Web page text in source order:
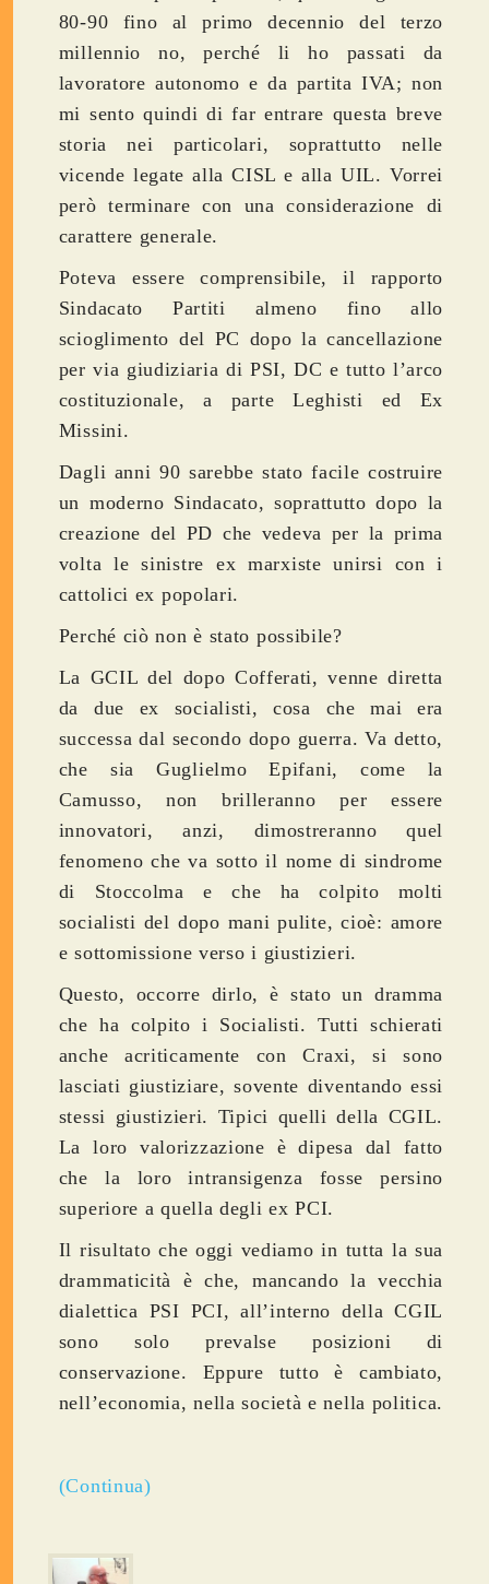
80-90 fino al primo decennio del terzo
millennio no, perché li ho passati da
lavoratore autonomo e da partita IVA; non
mi sento quindi di far entrare questa breve
storia nei particolari, soprattutto nelle
vicende legate alla CISL e alla UIL. Vorrei
però terminare con una considerazione di
carattere generale.
Poteva essere comprensibile, il rapporto
Sindacato Partiti almeno fino allo
scioglimento del PC dopo la cancellazione
per via giudiziaria di PSI, DC e tutto l’arco
costituzionale, a parte Leghisti ed Ex
Missini.
Dagli anni 90 sarebbe stato facile costruire
un moderno Sindacato, soprattutto dopo la
creazione del PD che vedeva per la prima
volta le sinistre ex marxiste unirsi con i
cattolici ex popolari.
Perché ciò non è stato possibile?
La GCIL del dopo Cofferati, venne diretta
da due ex socialisti, cosa che mai era
successa dal secondo dopo guerra. Va detto,
che sia Guglielmo Epifani, come la
Camusso, non brilleranno per essere
innovatori, anzi, dimostreranno quel
fenomeno che va sotto il nome di sindrome
di Stoccolma e che ha colpito molti
socialisti del dopo mani pulite, cioè: amore
e sottomissione verso i giustizieri.
Questo, occorre dirlo, è stato un dramma
che ha colpito i Socialisti. Tutti schierati
anche acriticamente con Craxi, si sono
lasciati giustiziare, sovente diventando essi
stessi giustizieri. Tipici quelli della CGIL.
La loro valorizzazione è dipesa dal fatto
che la loro intransigenza fosse persino
superiore a quella degli ex PCI.
Il risultato che oggi vediamo in tutta la sua
drammaticità è che, mancando la vecchia
dialettica PSI PCI, all’interno della CGIL
sono solo prevalse posizioni di
conservazione. Eppure tutto è cambiato,
nell’economia, nella società e nella politica.
(Continua)